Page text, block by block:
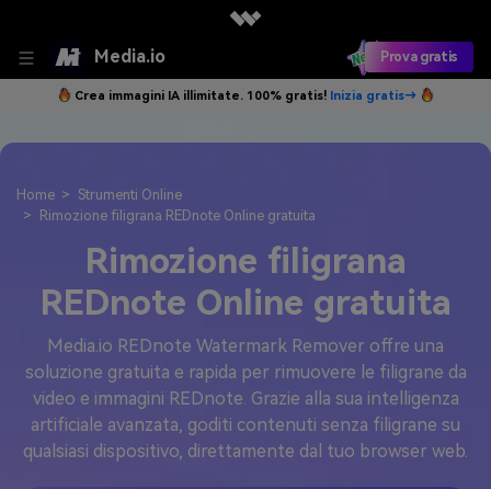
Media.io Prova gratis
Crea immagini IA illimitate. 100% gratis! Inizia gratis→
Home
Strumenti Online
Rimozione filigrana REDnote Online gratuita
Rimozione filigrana
REDnote Online gratuita
Media.io REDnote Watermark Remover offre una
soluzione gratuita e rapida per rimuovere le filigrane da
video e immagini REDnote. Grazie alla sua intelligenza
artificiale avanzata, goditi contenuti senza filigrane su
qualsiasi dispositivo, direttamente dal tuo browser web.